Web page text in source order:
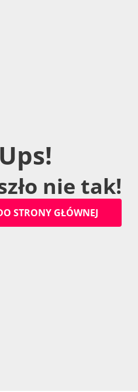
Ups!
zło nie tak!
O STRONY GŁÓWNEJ